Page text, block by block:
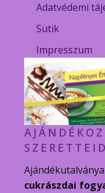
Adatvédemi
Sütik
Impresszum
cukrászdai